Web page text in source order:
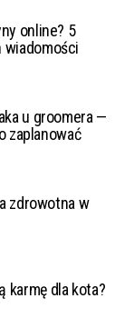
online? 5
u groomera —
zaplanować
zdrowotna w
karmę dla kota?